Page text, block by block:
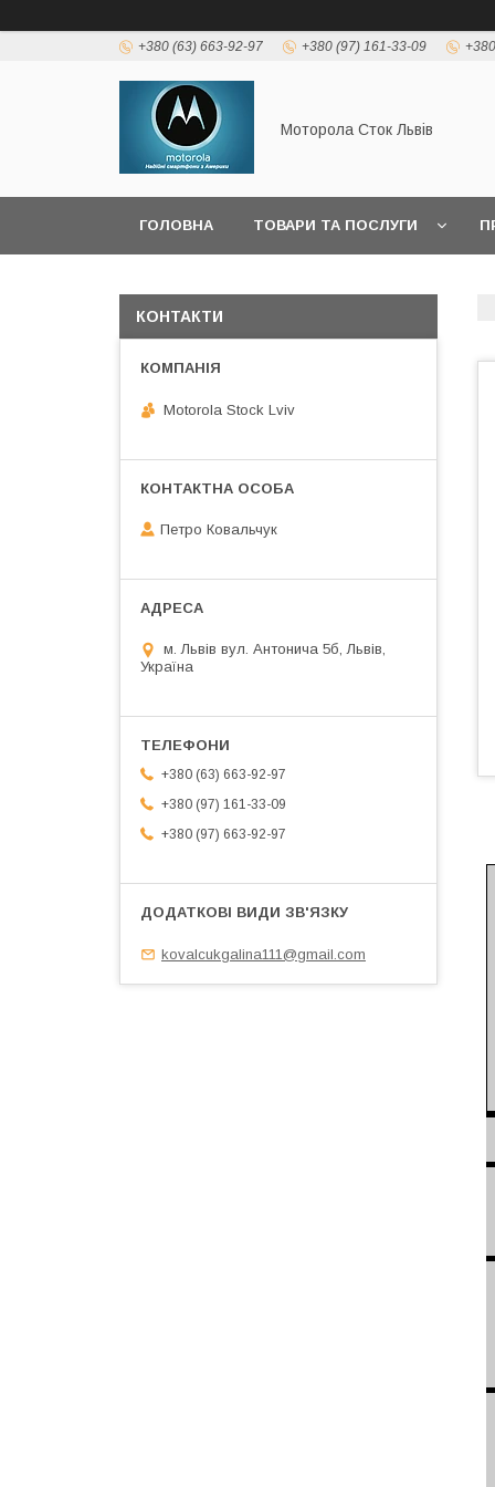
+380 (63) 663-92-97 +380 (97) 161-33-09
Моторола Сток Львів
ГОЛОВНА ТОВАРИ ТА ПОСЛУГИ
КОНТАКТИ
Motorola Stock Lviv
Петро Ковальчук
м. Львів вул. Антонича 5б, Львів,
Україна
+380 (63) 663-92-97
+380 (97) 161-33-09
+380 (97) 663-92-97
kovalcukgalina111@gmail.com